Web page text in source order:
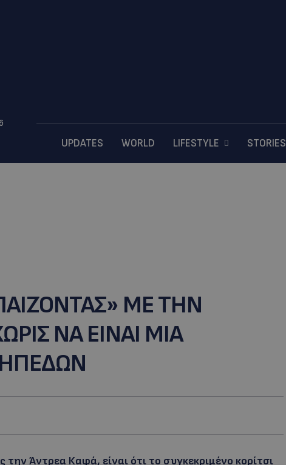
UPDATES WORLD LIFESTYLE STORIES
ΜΕ ΤΗΝ
ΝΑ ΕΙΝΑΙ ΜΙΑ
Άντρεα Καφά, είναι ότι το συγκεκριμένο κορίτσι